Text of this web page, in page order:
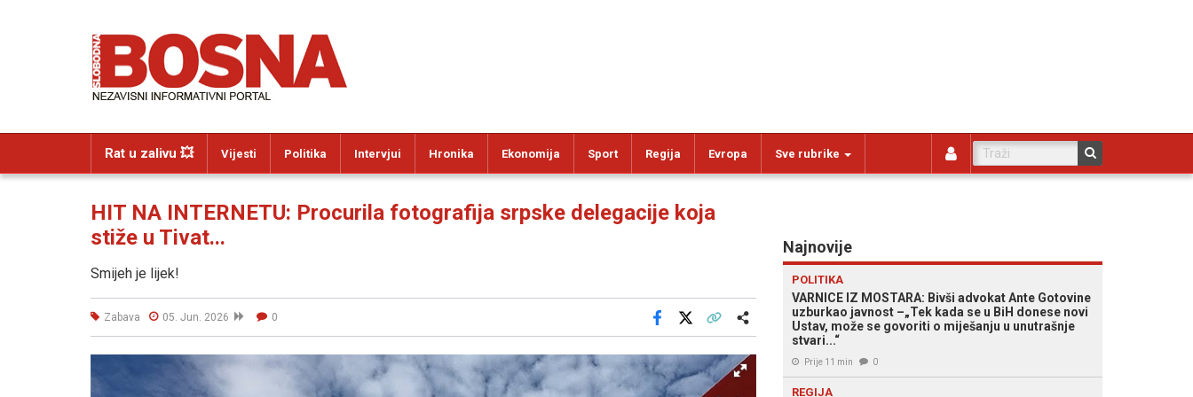
Rat u zalivu 💥 Vijesti Politika Intervjui Hronika Ekonomija Sport Regija Evropa Sve rubrike
HIT NA INTERNETU: Procurila fotografija srpske delegacije koja
stiže u Tivat...
Smijeh je lijek!
Zabava 05. Jun. 2026 0
Facebook
Najnovije
POLITIKA
VARNICE IZ MOSTARA: Bivši advokat Ante Gotovine
uzburkao javnost –„Tek kada se u BiH donese novi
Ustav, može se govoriti o miješanju u unutrašnje
stvari...“
Prije 11 min 0
REGIJA